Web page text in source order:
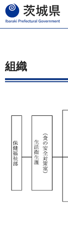
茨城県
組織